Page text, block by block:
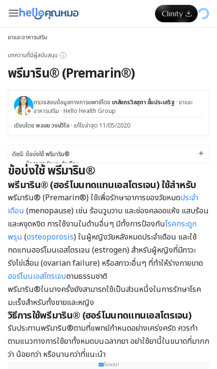
ยาและอาหารเสริม
บทความที่มีผู้สนับสนุน
พรีมาริน® (Premarin®)
ตรวจสอบข้อมูลทางการแพทย์โดย เภสัชกรวิสสุตา ชั้นประเสริฐ · ยาและ
อาหารเสริม · Hello Health Group
เขียนโดย พลอย วงษ์วิไล · แก้ไขล่าสุด 11/05/2020
ดัชนี: ข้อบ่งใช้ พรีมาริน®
ข้อควรระวังและคำเตือน
ผลข้างเคียง
ปฏิกิริยาของยา
ขนาดยา
ข้อบ่งใช้ พรีมาริน®
พรีมาริน®(ฮอร์โมนทดแทนเอสโตรเจน) ใช้สำหรับ
พรีมาริน® (Premarin®) ใช้เพื่อรักษาอาการของวัยหมดประจำ
เดือน (menopause) เช่น ร้อนวูบวาบ และช่องคลอดแห้ง แสบร้อน
และหงุดหงิด การใช้งานในด้านอื่นๆ มีทั้งการป้องกันโรคกระดูก
พรุน (osteoporosis) ในผู้หญิงวัยหลังหมดประจำเดือน และใช้
ทดแทนฮอร์โมนเอสโตรเจน (estrogen) สำหรับผู้หญิงที่มีภาวะ
รังไข่เสื่อม (ovarian failure) หรือสภาวะอื่นๆ ที่ทำให้ร่างกายขาด
ฮอร์โมนเอสโตรเจนตามธรรมชาติ
พรีมาริน®ในบางครั้งยังสามารถใช้เป็นส่วนหนึ่งในการรักษาโรค
มะเร็งสำหรับทั้งชายและหญิง
วิธีการใช้พรีมาริน® (ฮอร์โมนทดแทนเอสโตรเจน)
รับประทานพรีมาริน®ตามที่แพทย์กำหนดอย่างเคร่งครัด ควรทำ
ตามแนวทางการใช้ยาทั้งหมดบนฉลากยา อย่าใช้ยานี้ในขนาดที่มากก
ว่า น้อยกว่า หรือนานกว่าที่แนะนำ
โฆษณา